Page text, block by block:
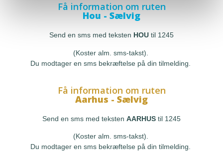
Få information om ruten
Hou - Sælvig
Send en sms med teksten HOU til 1245
(Koster alm. sms-takst).
Du modtager en sms bekræftelse på din tilmelding.
Få information om ruten
Aarhus - Sælvig
Send en sms med teksten AARHUS til 1245
(Koster alm. sms-takst).
Du modtager en sms bekræftelse på din tilmelding.